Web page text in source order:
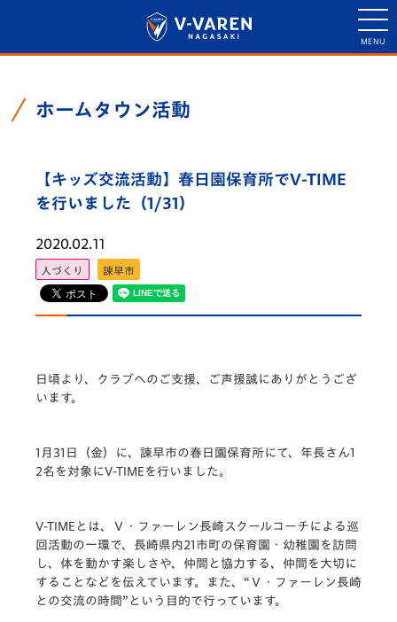
ホームタウン活動
【キッズ交流活動】春日園保育所でV-TIME
を行いました（1/31）
2020.02.11
人づくり 諫早市
日頃より、クラブへのご支援、ご声援誠にありがとうござ
います。
1月31日（金）に、諫早市の春日園保育所にて、年長さん1
2名を対象にV-TIMEを行いました。
V-TIMEとは、Ｖ・ファーレン長崎スクールコーチによる巡
回活動の一環で、長崎県内21市町の保育園・幼稚園を訪問
し、体を動かす楽しさや、仲間と協力する、仲間を大切に
することなどを伝えています。また、“Ｖ・ファーレン長崎
との交流の時間”という目的で行っています。